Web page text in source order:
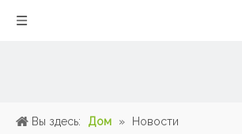
Вы здесь: Дом » Новости